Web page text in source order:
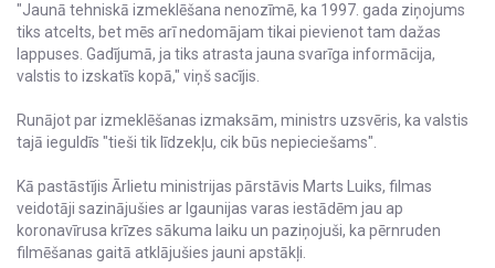
"Jaunā tehniskā izmeklēšana nenozīmē, ka 1997. gada ziņojums
tiks atcelts, bet mēs arī nedomājam tikai pievienot tam dažas
lappuses. Gadījumā, ja tiks atrasta jauna svarīga informācija,
valstis to izskatīs kopā," viņš sacījis.
Runājot par izmeklēšanas izmaksām, ministrs uzsvēris, ka valstis
tajā ieguldīs "tieši tik līdzekļu, cik būs nepieciešams".
Kā pastāstījis Ārlietu ministrijas pārstāvis Marts Luiks, filmas
veidotāji sazinājušies ar Igaunijas varas iestādēm jau ap
koronavīrusa krīzes sākuma laiku un paziņojuši, ka pērnruden
filmēšanas gaitā atklājušies jauni apstākļi.